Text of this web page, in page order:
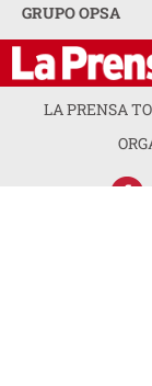
GRUPO OPSA
LA PRENSA